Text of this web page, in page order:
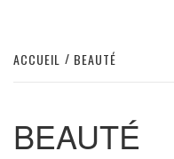
ACCUEIL BEAUTÉ
BEAUTÉ